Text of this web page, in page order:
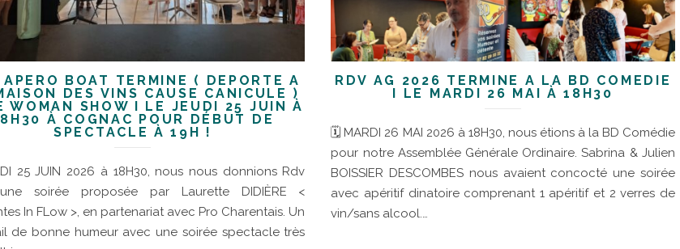
APÉRO BOAT TERMINÉ ( DÉPORTÉ À
DES VINS CAUSE CANICULE )
WOMAN SHOW I LE JEUDI 25 JUIN À
À COGNAC POUR DÉBUT DE
SPECTACLE À 19H !
25 JUIN 2026 à 18H30, nous nous donnions Rdv
soirée proposée par Laurette DIDIÈRE <
In FLow >, en partenariat avec Pro Charentais. Un
de bonne humeur avec une soirée spectacle très
RDV AG 2026 TERMINÉ À LA BD COMÉDIE
I LE MARDI 26 MAI À 18H30
🗓 MARDI 26 MAI 2026 à 18H30, nous étions à la BD Comédie
pour notre Assemblée Générale Ordinaire. Sabrina & Julien
BOISSIER DESCOMBES nous avaient concocté une soirée
avec apéritif dinatoire comprenant 1 apéritif et 2 verres de
vin/sans alcool.…